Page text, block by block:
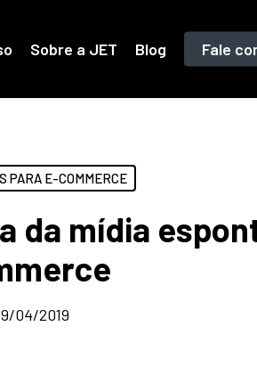
Sobre a JET Blog Fale
PARA E-COMMERCE
da mídia
04/2019